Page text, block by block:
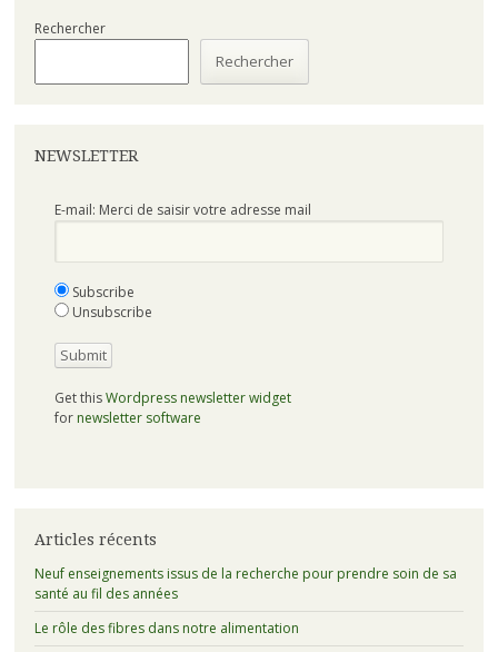
Rechercher
Rechercher
NEWSLETTER
E-mail: Merci de saisir votre adresse mail
Subscribe
Unsubscribe
Get thisWordpress newsletter widget
for newsletter software
Articles récents
Neuf enseignements issus de la recherche pour prendre soin de sa
santé au fil des années
Le rôle des fibres dans notre alimentation